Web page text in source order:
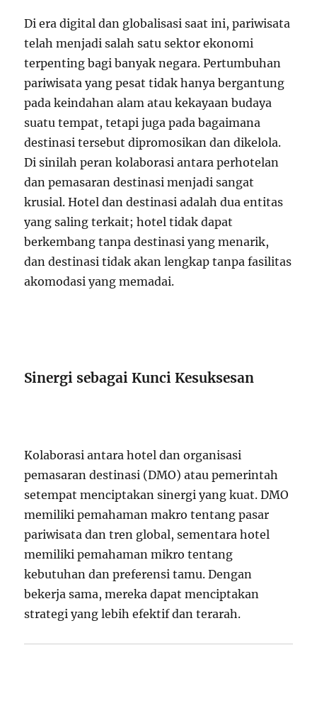
Di era digital dan globalisasi saat ini, pariwisata
telah menjadi salah satu sektor ekonomi
terpenting bagi banyak negara. Pertumbuhan
pariwisata yang pesat tidak hanya bergantung
pada keindahan alam atau kekayaan budaya
suatu tempat, tetapi juga pada bagaimana
destinasi tersebut dipromosikan dan dikelola.
Di sinilah peran kolaborasi antara perhotelan
dan pemasaran destinasi menjadi sangat
krusial. Hotel dan destinasi adalah dua entitas
yang saling terkait; hotel tidak dapat
berkembang tanpa destinasi yang menarik,
dan destinasi tidak akan lengkap tanpa fasilitas
akomodasi yang memadai.
Sinergi sebagai Kunci Kesuksesan
Kolaborasi antara hotel dan organisasi
pemasaran destinasi (DMO) atau pemerintah
setempat menciptakan sinergi yang kuat. DMO
memiliki pemahaman makro tentang pasar
pariwisata dan tren global, sementara hotel
memiliki pemahaman mikro tentang
kebutuhan dan preferensi tamu. Dengan
bekerja sama, mereka dapat menciptakan
strategi yang lebih efektif dan terarah.